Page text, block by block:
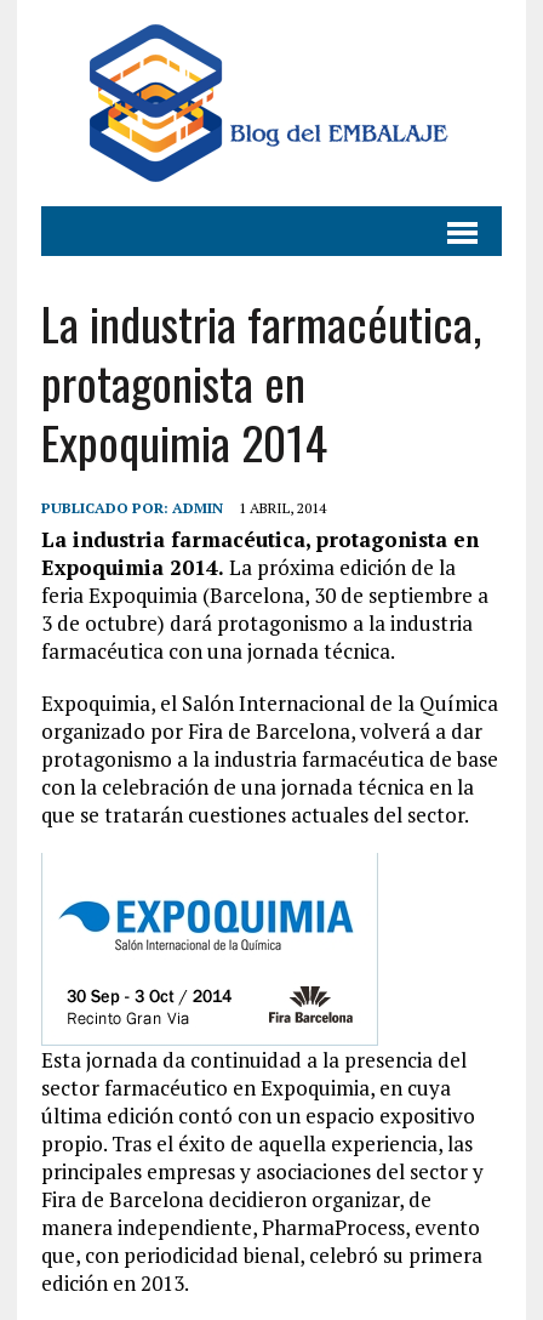
La industria farmacéutica,
protagonista en
Expoquimia 2014
PUBLICADO POR: ADMIN 1 ABRIL, 2014
La industria farmacéutica, protagonista en
Expoquimia 2014. La próxima edición de la
feria Expoquimia (Barcelona, 30 de septiembre a
3 de octubre) dará protagonismo a la industria
farmacéutica con una jornada técnica.
Expoquimia, el Salón Internacional de la Química
organizado por Fira de Barcelona, volverá a dar
protagonismo a la industria farmacéutica de base
con la celebración de una jornada técnica en la
que se tratarán cuestiones actuales del sector.
Esta jornada da continuidad a la presencia del
sector farmacéutico en Expoquimia, en cuya
última edición contó con un espacio expositivo
propio. Tras el éxito de aquella experiencia, las
principales empresas y asociaciones del sector y
Fira de Barcelona decidieron organizar, de
manera independiente, PharmaProcess, evento
que, con periodicidad bienal, celebró su primera
edición en 2013.